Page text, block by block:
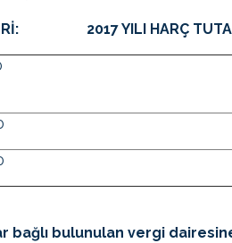
2017 YILI HARÇ
bağlı bulunulan vergi